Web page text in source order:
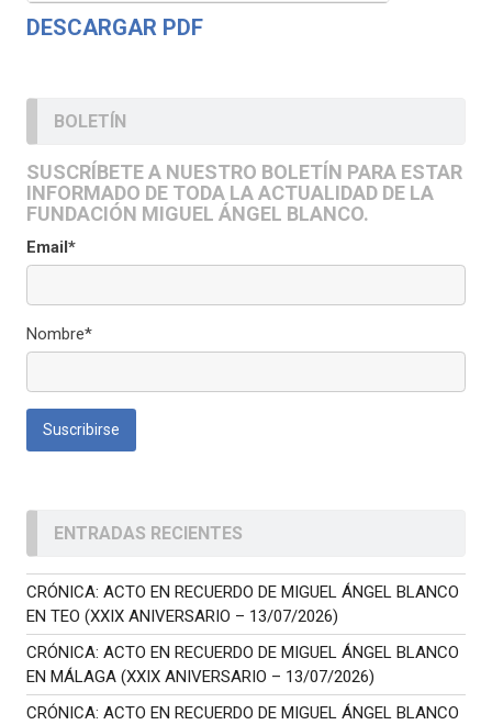
DESCARGAR PDF
BOLETÍN
SUSCRÍBETE A NUESTRO BOLETÍN PARA ESTAR
INFORMADO DE TODA LA ACTUALIDAD DE LA
FUNDACIÓN MIGUEL ÁNGEL BLANCO.
Email*
Nombre*
ENTRADAS RECIENTES
CRÓNICA: ACTO EN RECUERDO DE MIGUEL ÁNGEL BLANCO
EN TEO (XXIX ANIVERSARIO – 13/07/2026)
CRÓNICA: ACTO EN RECUERDO DE MIGUEL ÁNGEL BLANCO
EN MÁLAGA (XXIX ANIVERSARIO – 13/07/2026)
CRÓNICA: ACTO EN RECUERDO DE MIGUEL ÁNGEL BLANCO